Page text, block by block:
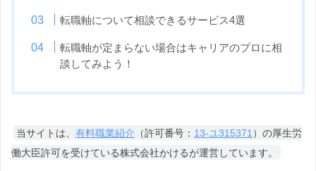
転職軸について相談できるサービス4選
転職軸が定まらない場合はキャリアのプロに相
談してみよう！
当サイトは、有料職業紹介 （許可番号： 13-ユ315371 ）の厚生労
働大臣許可を受けている株式会社かけるが運営しています。